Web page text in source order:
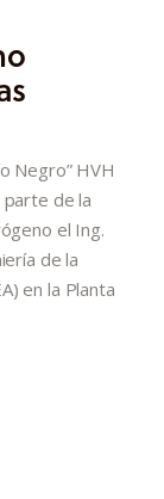
Negro” HVH
de la
el Ing.
de la
en la Planta